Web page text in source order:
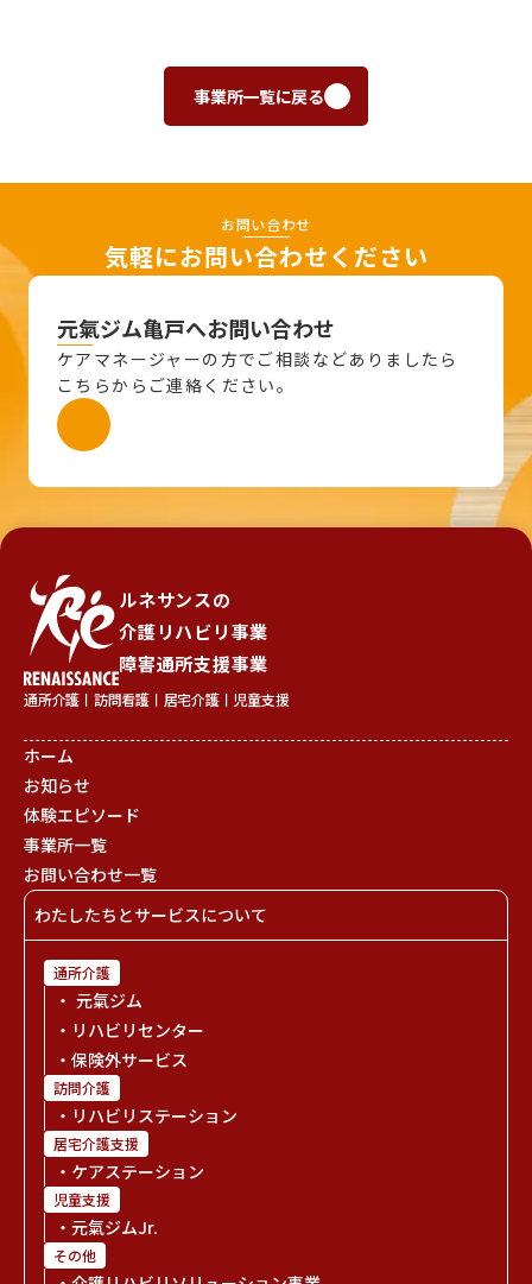
事業所一覧に戻る
お問い合わせ
気軽にお問い合わせください
元氣ジム亀戸へお問い合わせ
ケアマネージャーの方でご相談などありましたら
こちらからご連絡ください。
ルネサンスの
介護リハビリ事業
障害通所支援事業
通所介護丨訪問看護丨居宅介護丨児童支援
ホーム
お知らせ
体験エピソード
事業所一覧
お問い合わせ一覧
わたしたちとサービスについて
通所介護
・ 元氣ジム
・リハビリセンター
・保険外サービス
訪問介護
・リハビリステーション
居宅介護支援
・ケアステーション
児童支援
・元氣ジムJr.
その他